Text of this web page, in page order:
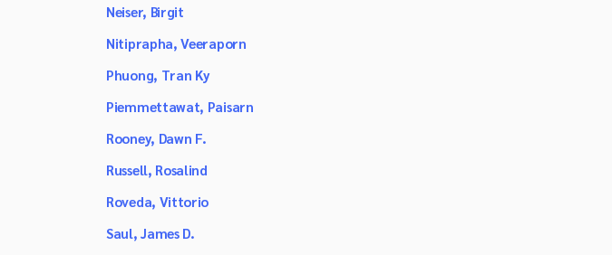
Neiser, Birgit
Nitiprapha, Veeraporn
Phuong, Tran Ky
Piemmettawat, Paisarn
Rooney, Dawn F.
Russell, Rosalind
Roveda, Vittorio
Saul, James D.